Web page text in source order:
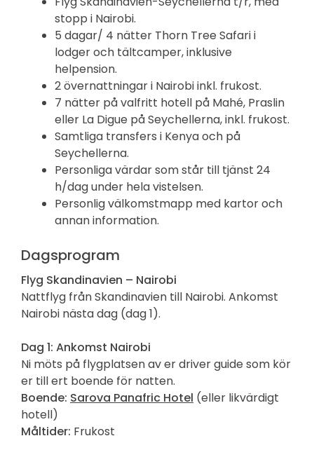
stopp i Nairobi.
5 dagar/ 4 nätter Thorn Tree Safari i
lodger och tältcamper, inklusive
helpension.
2 övernattningar i Nairobi inkl. frukost.
7 nätter på valfritt hotell på Mahé, Praslin
eller La Digue på Seychellerna, inkl. frukost.
Samtliga transfers i Kenya och på
Seychellerna.
Personliga värdar som står till tjänst 24
h/dag under hela vistelsen.
Personlig välkomstmapp med kartor och
annan information.
Dagsprogram
Flyg Skandinavien – Nairobi
Nattflyg från Skandinavien till Nairobi. Ankomst
Nairobi nästa dag (dag 1).
Dag 1: Ankomst Nairobi
Ni möts på flygplatsen av er driver guide som kör
er till ert boende för natten.
Boende: Sarova Panafric Hotel (eller likvärdigt
hotell)
Måltider: Frukost